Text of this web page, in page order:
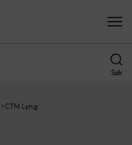
Søk
CTM Lyng